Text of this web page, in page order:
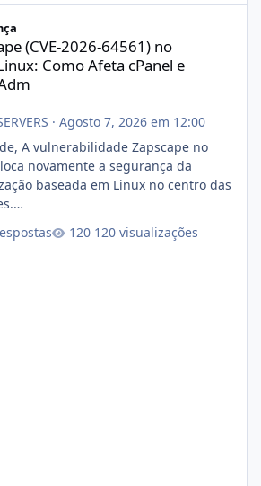
64561) no CloudLinux: Como Afeta cPanel
(CVE-2026-64561) no
Como Afeta cPanel e
· Agosto 7, 2026 em 12:00
A vulnerabilidade Zapscape no
novamente a segurança da
baseada em Linux no centro das
120 visualizações